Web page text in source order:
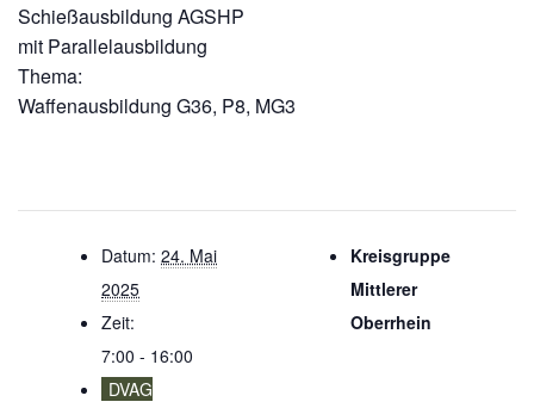
Schießausbildung AGSHP
mit Parallelausbildung
Thema:
Waffenausbildung G36, P8, MG3
Datum: 24. Mai
2025
Zeit:
7:00 - 16:00
DVAG
Kreisgruppe
Mittlerer
Oberrhein